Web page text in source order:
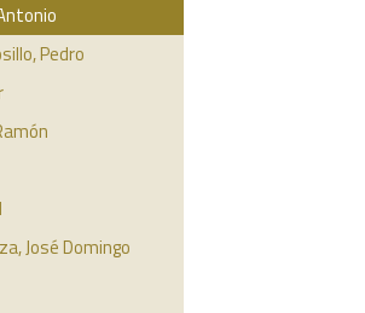
Pedro
José Domingo